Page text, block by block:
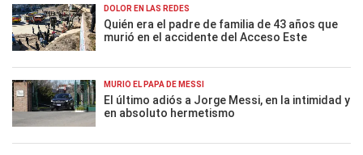
DOLOR EN LAS REDES
Quién era el padre de familia de 43 años que
murió en el accidente del Acceso Este
MURIÓ EL PAPÁ DE MESSI
El último adiós a Jorge Messi, en la intimidad y
en absoluto hermetismo